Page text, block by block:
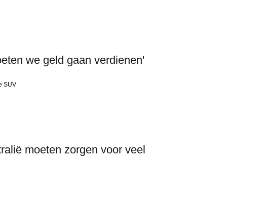
we geld gaan verdienen'
SUV
moeten zorgen voor veel